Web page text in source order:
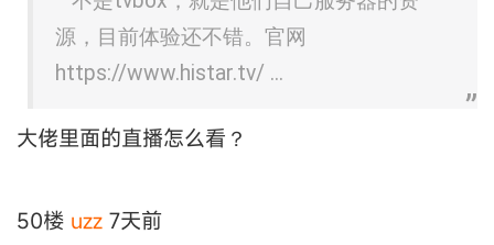
源，目前体验还不错。官网
https://www.histar.tv/ ...
大佬里面的直播怎么看？
50楼 uzz 7天前